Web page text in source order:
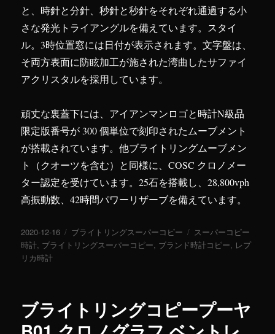
と、時針と分針、秒針と秒針をそれぞれ通過する小
さな発光トライアングルを備えています。スタイ
ル。3時位置窓には日付が表示されます。文字盤は、
そ両方表面に防眩加工が施された湾曲したサファイ
アクリスタルを採用しています。
頑丈な裏蓋下には、アイアンマンロゴと時計N級品
限定版番号が 300 個単位で刻印されたムーブメント
が搭載されています。他ブライトリングムーブメン
ト（クオーツを含む）と同様に、COSC クロノメー
ター認定を受けています。25石を搭載し、28,800vph
高振動数、42時間パワーリザーブを備えています。
投
稿
日:
2020-12-16
カ
テ
ブライトリングスーパーコピー
タ
グ
スーパーコピー
時計, ブライトリングスーパーコピー, ブランド時計コピー, レプ
リカ時計
ブライトリングコピープーヤ